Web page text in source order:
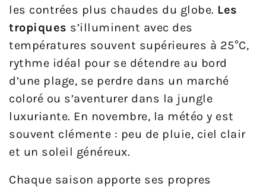
les contrées plus chaudes du globe. Les
tropiques s’illuminent avec des
températures souvent supérieures à 25°C,
rythme idéal pour se détendre au bord
d’une plage, se perdre dans un marché
coloré ou s’aventurer dans la jungle
luxuriante. En novembre, la météo y est
souvent clémente : peu de pluie, ciel clair
et un soleil généreux.
Chaque saison apporte ses propres